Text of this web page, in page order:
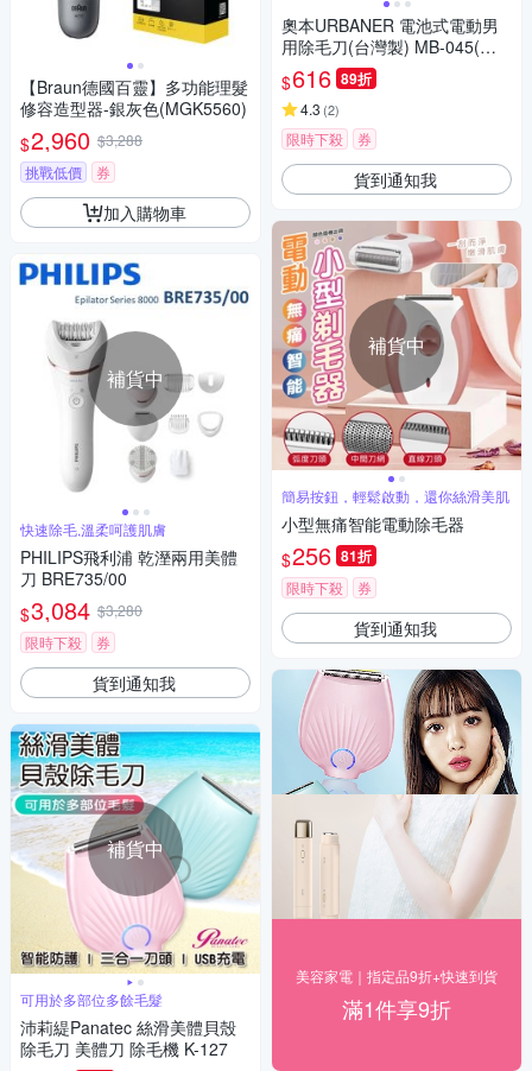
【Braun德國百靈】多功能理髮
修容造型器-銀灰色(MGK5560)
$2,960 $3,288
挑戰低價
券
加入購物車
補貨中
快速除毛,溫柔呵護肌膚
PHILIPS飛利浦 乾溼兩用美體
刀 BRE735/00
$3,084 $3,280
限時下殺
券
貨到通知我
補貨中
可用於多部位多餘毛髮
沛莉緹Panatec 絲滑美體貝殼
除毛刀 美體刀 除毛機 K-127
奧本URBANER 電池式電動男
用除毛刀(台灣製) MB-045(黑
色)
$616 89折
4.3 (2)
限時下殺 券
貨到通知我
補貨中
簡易按鈕，輕鬆啟動，還你絲滑美肌
小型無痛智能電動除毛器
$256 81折
限時下殺 券
貨到通知我
美容家電｜指定品9折+快速到貨
滿1件享9折